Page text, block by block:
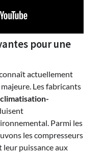
pour une
actuellement
Les fabricants
climatisation-
Parmi les
les compresseurs
leur puissance aux